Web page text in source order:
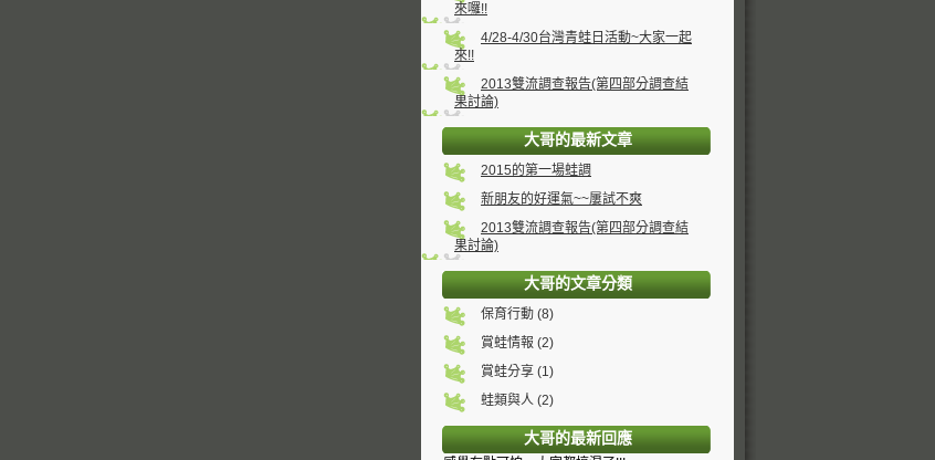
來囉!!
4/28-4/30台灣青蛙日活動~大家一起
來!!
2013雙流調查報告(第四部分調查結
果討論)
大哥的最新文章
2015的第一場蛙調
新朋友的好運氣~~屢試不爽
2013雙流調查報告(第四部分調查結
果討論)
大哥的文章分類
保育行動 (8)
賞蛙情報 (2)
賞蛙分享 (1)
蛙類與人 (2)
大哥的最新回應